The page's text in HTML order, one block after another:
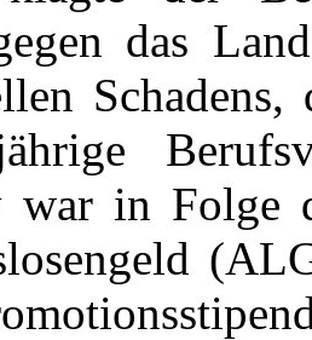
das
war in Folge